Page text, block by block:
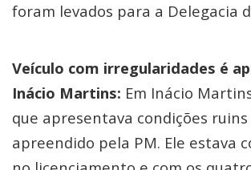
foram levados para a Delegacia
Veículo com irregularidades é
Inácio Martins: Em Inácio
que apresentava condições
apreendido pela PM. Ele estava